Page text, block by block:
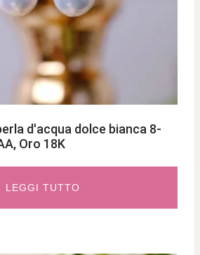
d'acqua dolce bianca 8-
Oro 18K
LEGGI TUTTO